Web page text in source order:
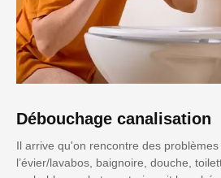
Débouchage canalisation
Il arrive qu'on rencontre des problèmes
l’évier/lavabos, baignoire, douche,